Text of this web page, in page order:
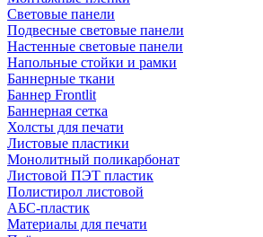
Световые панели
Подвесные световые панели
Настенные световые панели
Напольные стойки и рамки
Баннерные ткани
Баннер Frontlit
Баннерная сетка
Холсты для печати
Листовые пластики
Монолитный поликарбонат
Листовой ПЭТ пластик
Полистирол листовой
АБС-пластик
Материалы для печати